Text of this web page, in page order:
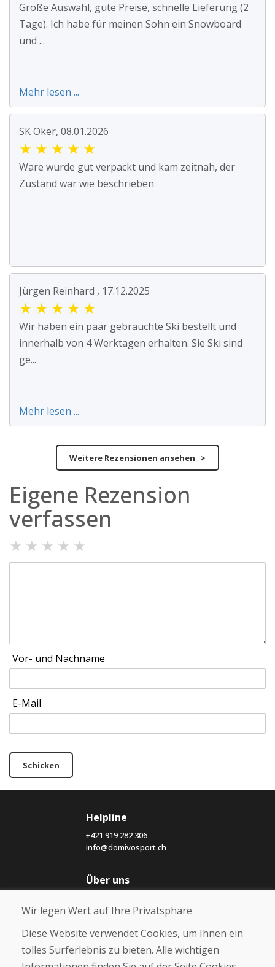
Große Auswahl, gute Preise, schnelle Lieferung (2
Tage). Ich habe für meinen Sohn ein Snowboard
und ...
Mehr lesen ...
SK Oker, 08.01.2026
★ ★ ★ ★ ★
Ware wurde gut verpackt und kam zeitnah, der
Zustand war wie beschrieben
Jürgen Reinhard , 17.12.2025
★ ★ ★ ★ ★
Wir haben ein paar gebrauchte Ski bestellt und
innerhalb von 4 Werktagen erhalten. Sie Ski sind
ge...
Mehr lesen ...
Weitere Rezensionen ansehen >
Eigene Rezension
verfassen
★ ★ ★ ★ ★
Vor- und Nachname
E-Mail
Schicken
Helpline
+421 919 282 306
info@domivosport.ch
Über uns
Über uns
Kontakt
Wir legen Wert auf Ihre Privatsphäre
Diese Website verwendet Cookies, um Ihnen ein
tolles Surferlebnis zu bieten. Alle wichtigen